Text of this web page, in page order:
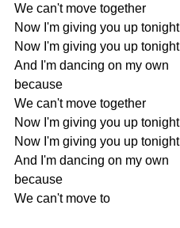
We can't move together
Now I'm giving you up tonight
Now I'm giving you up tonight
And I'm dancing on my own
because
We can't move together
Now I'm giving you up tonight
Now I'm giving you up tonight
And I'm dancing on my own
because
We can't move to